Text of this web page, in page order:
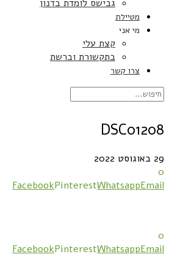
גבישס לומדת בדנון
מטיילת
מי אני
קצת עלי
בתקשורת וברשת
צרו קשר
DSC01208
29 באוגוסט 2022
0
FacebookPinterestWhatsappEmail
0
FacebookPinterestWhatsappEmail